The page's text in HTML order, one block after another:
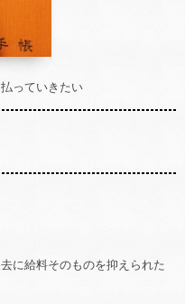
っていきたい
に給料そのものを抑えられた